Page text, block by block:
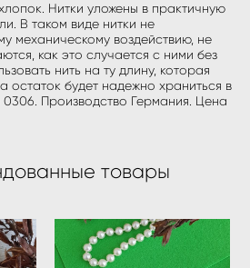
Нитки уложены в практичную
В таком виде нитки не
механическому воздействию, не
как это случается с ними без
нить на ту длину, которая
остаток будет надежно храниться в
0306. Производство Германия. Цена
товары